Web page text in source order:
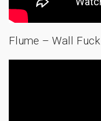
Flume – Wall Fuck